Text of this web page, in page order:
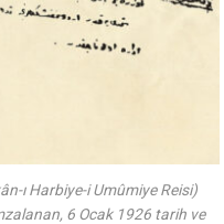
ı Harbiye-i Umûmiye Reisi)
6 Ocak 1926 tarih ve